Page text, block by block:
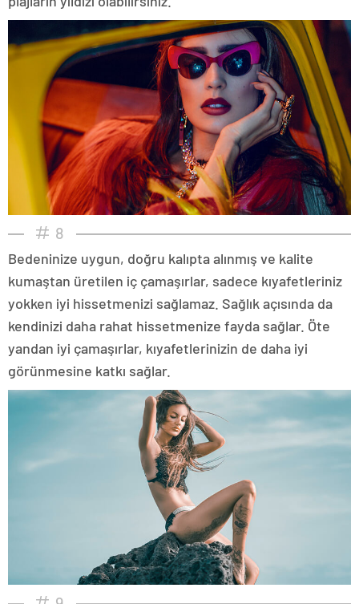
8
Bedeninize uygun, doğru kalıpta alınmış ve kalite
kumaştan üretilen iç çamaşırlar, sadece kıyafetleriniz
yokken iyi hissetmenizi sağlamaz. Sağlık açısında da
kendinizi daha rahat hissetmenize fayda sağlar. Öte
yandan iyi çamaşırlar, kıyafetlerinizin de daha iyi
görünmesine katkı sağlar.